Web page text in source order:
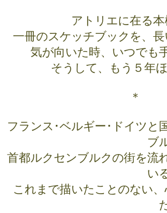
アトリエに在る
一冊のスケッチブックを、
気が向いた時、いつでも
そうして、もう５年
＊
フランス･ベルギー･ドイツと
ブ
首都ルクセンブルクの街を流
い
これまで描いたことのない